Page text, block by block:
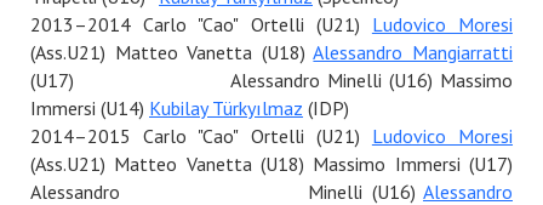
2013–2014 Carlo "Cao" Ortelli (U21) Ludovico Moresi
(Ass.U21) Matteo Vanetta (U18)Alessandro Mangiarratti
(U17) Alessandro Minelli (U16) Massimo
Immersi (U14) Kubilay Türkyılmaz (IDP)
2014–2015 Carlo "Cao" Ortelli (U21) Ludovico Moresi
(Ass.U21) Matteo Vanetta (U18) Massimo Immersi (U17)
Alessandro Minelli (U16) Alessandro